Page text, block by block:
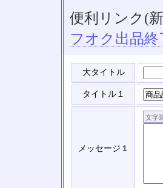
便利リンク(
フオク出品終
大タイトル
タイトル１
メッセージ１